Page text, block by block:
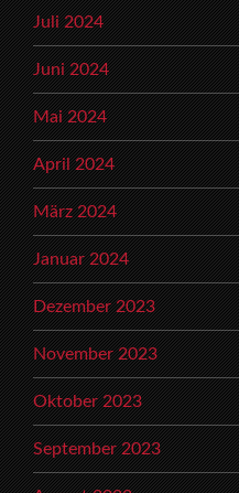
Juli 2024
Juni 2024
Mai 2024
April 2024
März 2024
Januar 2024
Dezember 2023
November 2023
Oktober 2023
September 2023